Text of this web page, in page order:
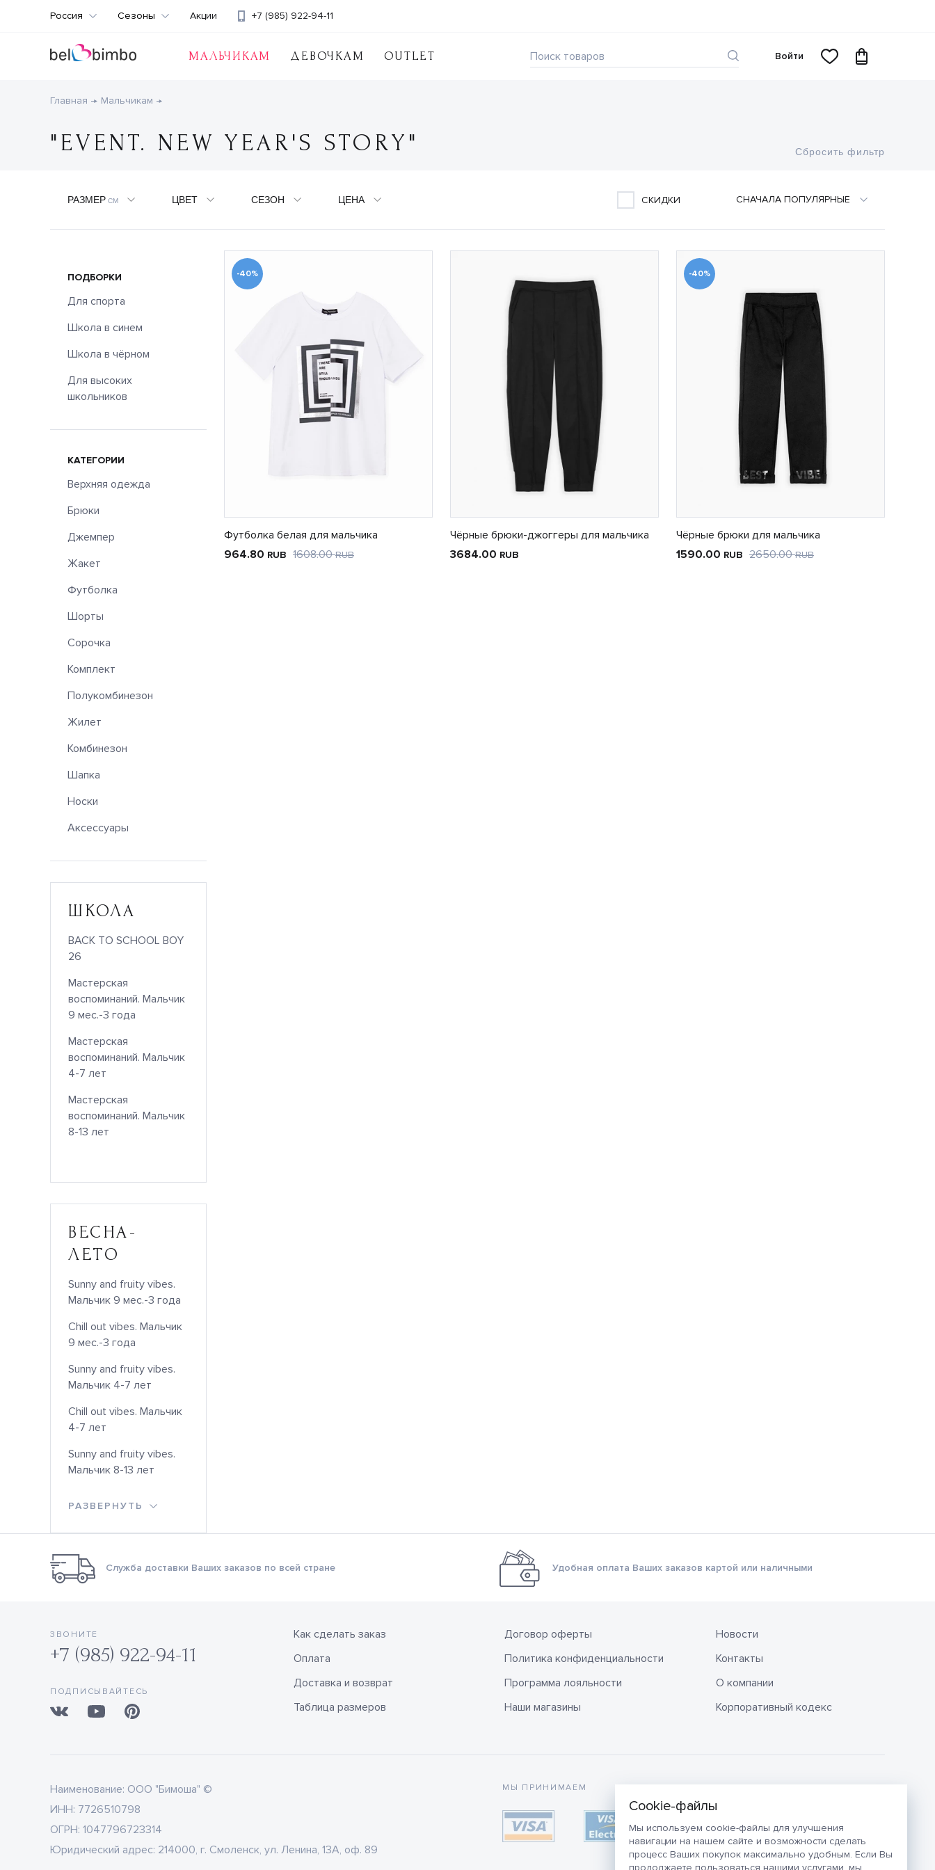
Мы используем cookie-файлы для улучшения
навигации на нашем сайте и возможности сделать
процесс Ваших покупок максимально удобным. Если Вы
продолжаете пользоваться нашими услугами, мы
МАЛЬЧИКАМ ДЕВОЧКАМ OUTLET
+7 (985) 922-94-11
Россия Сезоны Акции
Войти
Главная Мальчикам
"EVENT. NEW YEAR'S STORY"
CНАЧАЛА ПОПУЛЯРНЫЕ
Сбросить фильтр
РАЗМЕР СМ ЦВЕТ СЕЗОН ЦЕНА СКИДКИ
ПОДБОРКИ
Для спорта
Школа в синем
Школа в чёрном
Для высоких
школьников
КАТЕГОРИИ
Верхняя одежда
Брюки
Джемпер
Жакет
Футболка
Шорты
Сорочка
Комплект
Полукомбинезон
Жилет
Комбинезон
Шапка
Носки
Аксессуары
ШКОЛА
BACK TO SCHOOL BOY
26
Мастерская
воспоминаний. Мальчик
9 мес.-3 года
Мастерская
воспоминаний. Мальчик
4-7 лет
Мастерская
воспоминаний. Мальчик
8-13 лет
ВЕСНА-
ЛЕТО
Sunny and fruity vibes.
Мальчик 9 мес.-3 года
Chill out vibes. Мальчик
9 мес.-3 года
Sunny and fruity vibes.
Мальчик 4-7 лет
Chill out vibes. Мальчик
4-7 лет
Sunny and fruity vibes.
Мальчик 8-13 лет
РАЗВЕРНУТЬ
-40%
Футболка белая для мальчика
964.80 RUB 1608.00RUB
Чёрные брюки-джоггеры для мальчика
3684.00 RUB
-40%
Чёрные брюки для мальчика
1590.00 RUB 2650.00RUB
Служба доставки Ваших заказов по всей стране Удобная оплата Ваших заказов картой или наличными
ЗВОНИТЕ
+7 (985) 922-94-11
ПОДПИСЫВАЙТЕСЬ
Как сделать заказ
Оплата
Доставка и возврат
Таблица размеров
Договор оферты
Политика конфиденциальности
Программа лояльности
Наши магазины
Новости
Контакты
О компании
Корпоративный кодекс
Наименование: ООО "Бимоша" ©
ИНН: 7726510798
ОГРН: 1047796723314
Юридический адрес: 214000, г. Смоленск, ул. Ленина, 13А, оф. 89
МЫ ПРИНИМАЕМ